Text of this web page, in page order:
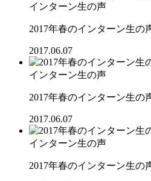
インターン生の声
2017年春のインターン生の
2017.06.07
インターン生の声
2017年春のインターン生の
2017.06.07
インターン生の声
2017年春のインターン生の